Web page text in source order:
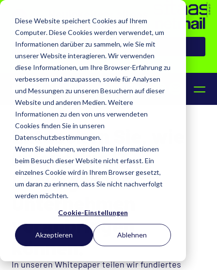
Diese Website speichert Cookies auf Ihrem
Computer. Diese Cookies werden verwendet, um
Informationen darüber zu sammeln, wie Sie mit
unserer Website interagieren. Wir verwenden
diese Informationen, um Ihre Browser-Erfahrung zu
verbessern und anzupassen, sowie für Analysen
und Messungen zu unseren Besuchern auf dieser
Website und anderen Medien. Weitere
Informationen zu den von uns verwendeten
Cookies finden Sie in unseren
Datenschutzbestimmungen.
Wenn Sie ablehnen, werden Ihre Informationen
beim Besuch dieser Website nicht erfasst. Ein
einzelnes Cookie wird in Ihrem Browser gesetzt,
um daran zu erinnern, dass Sie nicht nachverfolgt
werden möchten.
Cookie-Einstellungen
Akzeptieren Ablehnen
übernimmt netmail
Zur Pressemeldung
DE EN
IT-Whitepaper
Entdecken Sie, wie
innovative IT-
Lösungen Ihr
Unternehmen
voranbringen
können.
In unseren Whitepaper teilen wir fundiertes